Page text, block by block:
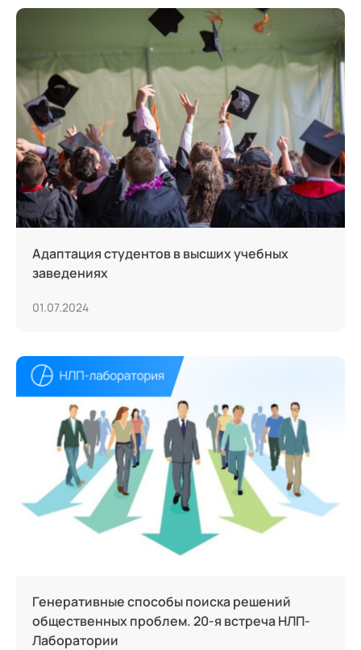
Адаптация студентов в высших учебных
заведениях
01.07.2024
Генеративные способы поиска решений
общественных проблем. 20-я встреча НЛП-
Лаборатории